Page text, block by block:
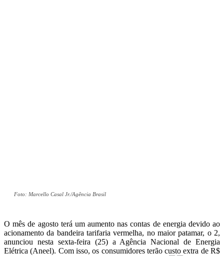
Foto: Marcello Casal Jr./Agência Brasil
O mês de agosto terá um aumento nas contas de energia devido ao
acionamento da bandeira tarifaria vermelha, no maior patamar, o 2,
anunciou nesta sexta-feira (25) a Agência Nacional de Energia
Elétrica (Aneel). Com isso, os consumidores terão custo extra de R$